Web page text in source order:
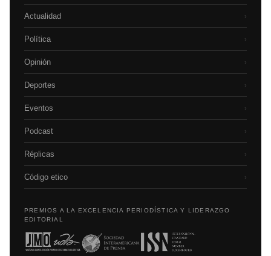
Actualidad ›
Política ›
Opinión ›
Deportes ›
Eventos ›
Podcast ›
Réplicas ›
Código etico ›
PREMIOS A LA EXCELENCIA PERIODÍSTICA Y LIDERAZGO
EDITORIAL